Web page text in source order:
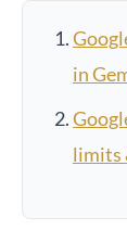
in
limits